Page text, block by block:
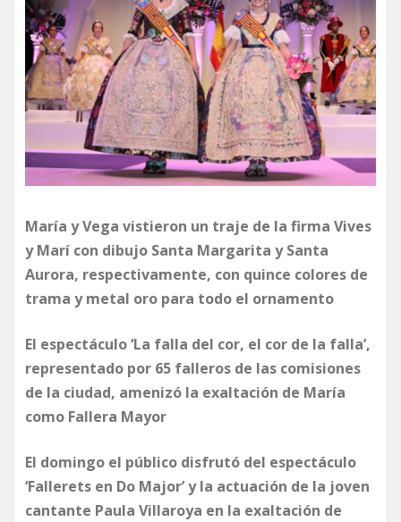
María y Vega vistieron un traje de la firma Vives
y Marí con dibujo Santa Margarita y Santa
Aurora, respectivamente, con quince colores de
trama y metal oro para todo el ornamento
El espectáculo ‘La falla del cor, el cor de la falla’,
representado por 65 falleros de las comisiones
de la ciudad, amenizó la exaltación de María
como Fallera Mayor
El domingo el público disfrutó del espectáculo
‘Fallerets en Do Major’ y la actuación de la joven
cantante Paula Villaroya en la exaltación de